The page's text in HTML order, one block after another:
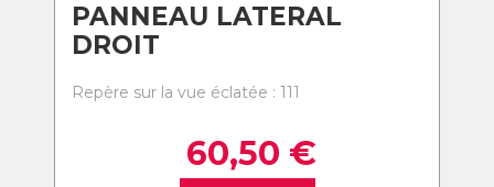
PANNEAU LATERAL
DROIT
Repère sur la vue éclatée : 111
60,50 €